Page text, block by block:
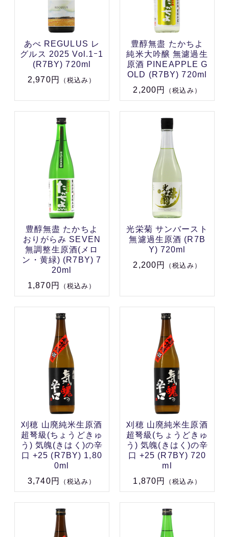
あべ REGULUS レ
グルス 2025 Vol.1ｰ1
(R7BY) 720ml
2,970円
（税込み）
豊醇無盡 たかちよ
純米大吟醸 無濾過生
原酒 PINEAPPLE G
OLD (R7BY) 720ml
2,200円
（税込み）
豊醇無盡 たかちよ
おりがらみ SEVEN
無調整生原酒(メロ
ン・黄緑) (R7BY) 7
20ml
1,870円
（税込み）
光栄菊 サンバースト
無濾過生原酒 (R7B
Y) 720ml
2,200円
（税込み）
刈穂 山廃純米生原酒
超弩級(ちょうどきゅ
う) 気魄(きはく)の辛
口 +25 (R7BY) 1,80
0ml
3,740円
（税込み）
刈穂 山廃純米生原酒
超弩級(ちょうどきゅ
う) 気魄(きはく)の辛
口 +25 (R7BY) 720
ml
1,870円
（税込み）